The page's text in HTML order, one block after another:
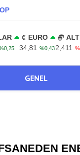
EURO
34,81
%0,432,411
GENEL